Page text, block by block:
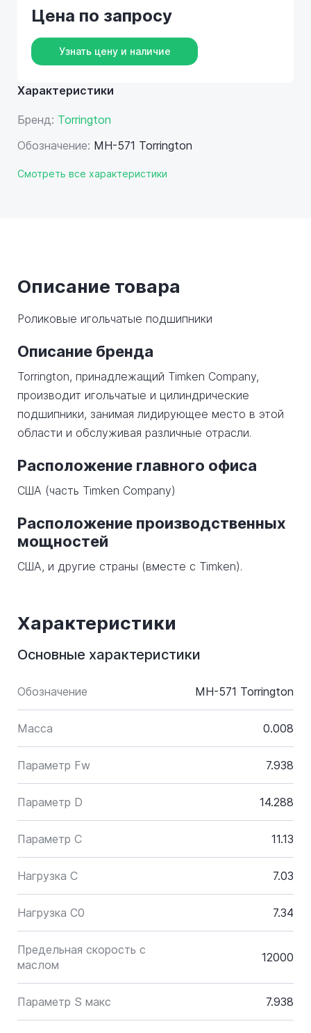
Характеристики
Бренд: Torrington
Обозначение: MH-571 Torrington
Смотреть все характеристики
Цена по запросу
Узнать цену и наличие
Описание товара
Роликовые игольчатые подшипники
Описание бренда
Torrington, принадлежащий Timken Company,
производит игольчатые и цилиндрические
подшипники, занимая лидирующее место в этой
области и обслуживая различные отрасли.
Расположение главного офиса
США (часть Timken Company)
Расположение производственных
мощностей
США, и другие страны (вместе с Timken).
Характеристики
Основные характеристики
Обозначение MH-571 Torrington
Масса 0.008
Параметр Fw 7.938
Параметр D 14.288
Параметр C 11.13
Нагрузка C 7.03
Нагрузка C0 7.34
Предельная скорость с
маслом
12000
Параметр S макс 7.938